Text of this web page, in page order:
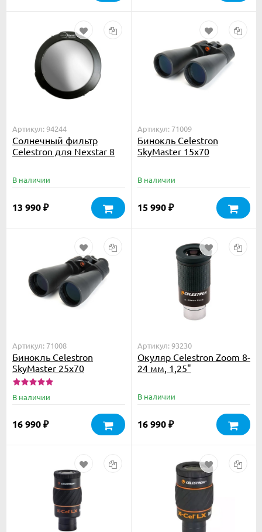
Артикул: 94244
Солнечный фильтр
Celestron для Nexstar 8
В наличии
13 990 ₽
Артикул: 71009
Бинокль Celestron
SkyMaster 15x70
В наличии
15 990 ₽
Артикул: 71008
Бинокль Celestron
SkyMaster 25x70
В наличии
16 990 ₽
Артикул: 93230
Окуляр Celestron Zoom 8-
24 мм, 1,25"
В наличии
16 990 ₽